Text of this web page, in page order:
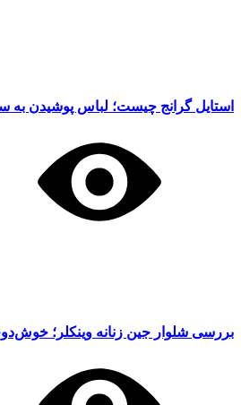
استایل گرانج چیست؛ لباس پوشیدن به
بررسی شلوار جین زنانه وینکلر؛